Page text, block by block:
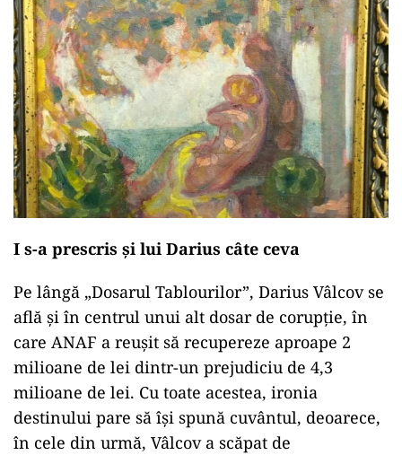
I s-a prescris și lui Darius câte ceva
Pe lângă „Dosarul Tablourilor”, Darius Vâlcov se
află și în centrul unui alt dosar de corupție, în
care ANAF a reușit să recupereze aproape 2
milioane de lei dintr-un prejudiciu de 4,3
milioane de lei. Cu toate acestea, ironia
destinului pare să își spună cuvântul, deoarece,
în cele din urmă, Vâlcov a scăpat de